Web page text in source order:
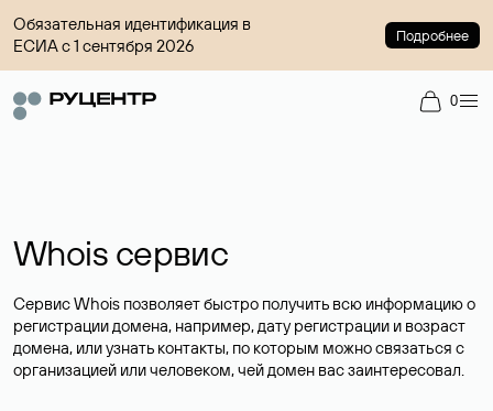
Обязательная идентификация в
ЕСИА с 1 сентября 2026
Подробнее
0
Whois сервис
Сервис Whois позволяет быстро получить всю информацию о
регистрации домена, например, дату регистрации и возраст
домена, или узнать контакты, по которым можно связаться с
организацией или человеком, чей домен вас заинтересовал.